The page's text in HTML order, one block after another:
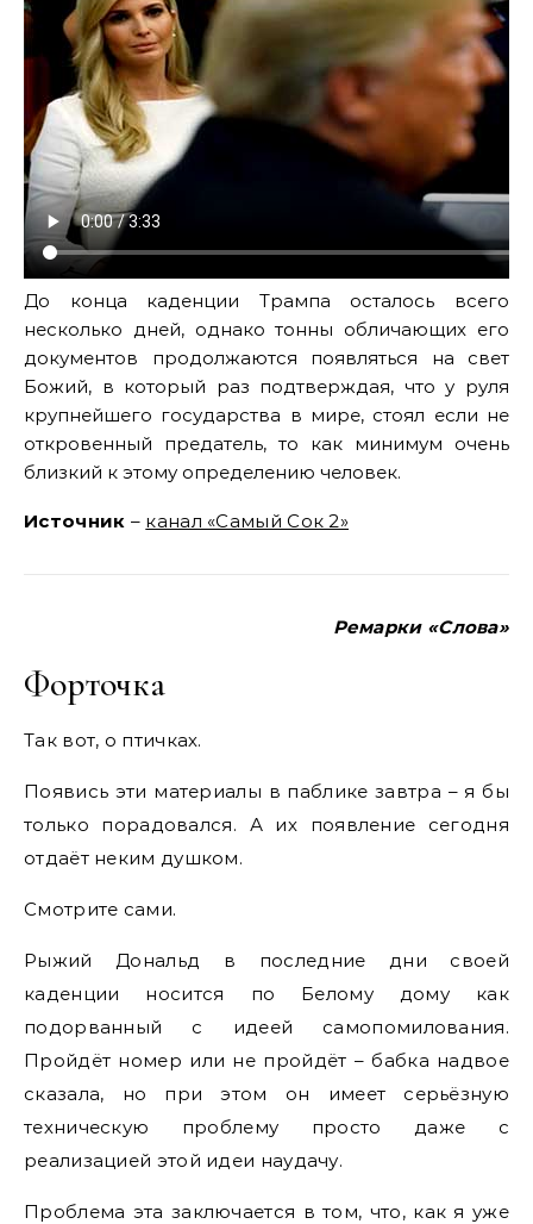
До конца каденции Трампа осталось всего
несколько дней, однако тонны обличающих его
документов продолжаются появляться на свет
Божий, в который раз подтверждая, что у руля
крупнейшего государства в мире, стоял если не
откровенный предатель, то как минимум очень
близкий к этому определению человек.
Источник – канал «Самый Сок 2»
Ремарки «Слова»
Форточка
Так вот, о птичках.
Появись эти материалы в паблике завтра – я бы
только порадовался. А их появление сегодня
отдаёт неким душком.
Смотрите сами.
Рыжий Дональд в последние дни своей
каденции носится по Белому дому как
подорванный с идеей самопомилования.
Пройдёт номер или не пройдёт – бабка надвое
сказала, но при этом он имеет серьёзную
техническую проблему просто даже с
реализацией этой идеи наудачу.
Проблема эта заключается в том, что, как я уже